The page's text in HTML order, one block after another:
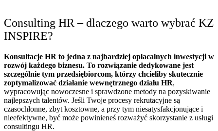
Consulting HR – dlaczego warto wybrać KZ
INSPIRE?
Konsultacje HR to jedna z najbardziej opłacalnych inwestycji w
rozwój każdego biznesu. To rozwiązanie dedykowane jest
szczególnie tym przedsiębiorcom, którzy chcieliby skutecznie
zoptymalizować działanie wewnętrznego działu HR,
wypracowując nowoczesne i sprawdzone metody na pozyskiwanie
najlepszych talentów. Jeśli Twoje procesy rekrutacyjne są
czasochłonne, zbyt kosztowne, a przy tym niesatysfakcjonujące i
nieefektywne, być może powinieneś rozważyć skorzystanie z usługi
consultingu HR.